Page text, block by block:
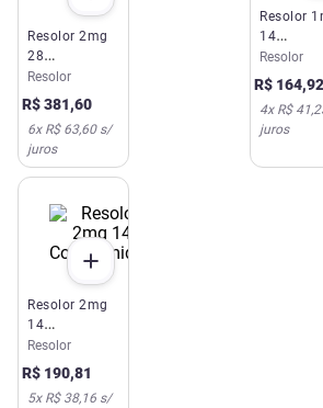
Resolor 2mg
28
Comprimidos
Revestidos
Resolor
R$381,60
6x R$ 63,60s/
juros
Resolor
14
Resolor
R$ 164,92
4x R$
juros
Resolor 2mg
14
Comprimidos
Resolor
R$ 190,81
5x R$ 38,16 s/